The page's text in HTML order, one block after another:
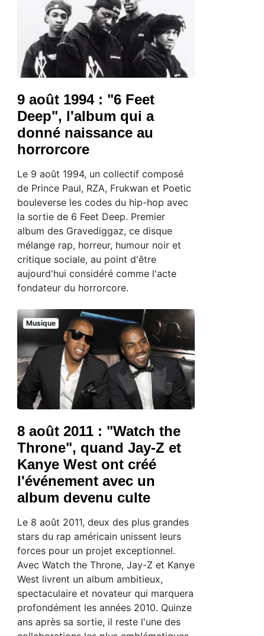
9 août 1994 : "6 Feet
Deep", l'album qui a
donné naissance au
horrorcore
Le 9 août 1994, un collectif composé
de Prince Paul, RZA, Frukwan et Poetic
bouleverse les codes du hip-hop avec
la sortie de 6 Feet Deep. Premier
album des Gravediggaz, ce disque
mélange rap, horreur, humour noir et
critique sociale, au point d'être
aujourd'hui considéré comme l'acte
fondateur du horrorcore.
Musique
8 août 2011 : "Watch the
Throne", quand Jay-Z et
Kanye West ont créé
l'événement avec un
album devenu culte
Le 8 août 2011, deux des plus grandes
stars du rap américain unissent leurs
forces pour un projet exceptionnel.
Avec Watch the Throne, Jay-Z et Kanye
West livrent un album ambitieux,
spectaculaire et novateur qui marquera
profondément les années 2010. Quinze
ans après sa sortie, il reste l'une des